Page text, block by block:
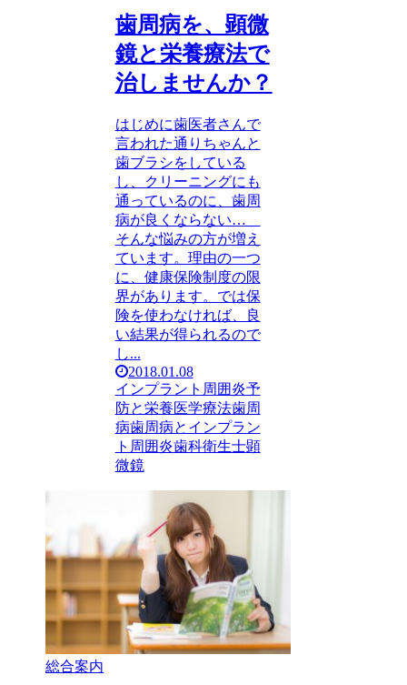
歯周病を、顕微
鏡と栄養療法で
治しませんか？
はじめに歯医者さんで
言われた通りちゃんと
歯ブラシをしている
し、クリーニングにも
通っているのに、歯周
病が良くならない…
そんな悩みの方が増え
ています。理由の一つ
に、健康保険制度の限
界があります。では保
険を使わなければ、良
い結果が得られるので
し...
2018.01.08
インプラント周囲炎予
防と栄養医学療法歯周
病歯周病とインプラン
ト周囲炎歯科衛生士顕
微鏡
総合案内